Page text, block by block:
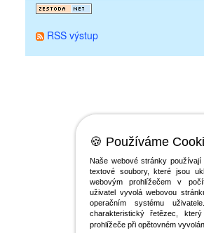
RSS výstup
🍪 Používáme
Naše webové stránky
textové soubory, které jsou
webovým prohlížečem v
uživatel vyvolá webovou
operačním systému
charakteristický řetězec,
prohlížeče při opětovném